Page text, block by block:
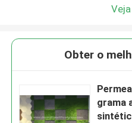
Obter o
grama